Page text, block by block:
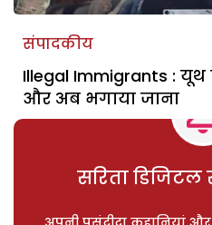
संपादकीय
Illegal Immigrants :
और अब भगाया जाना
सरिता